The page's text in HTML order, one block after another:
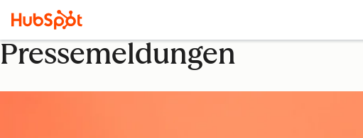
Pressemeldungen